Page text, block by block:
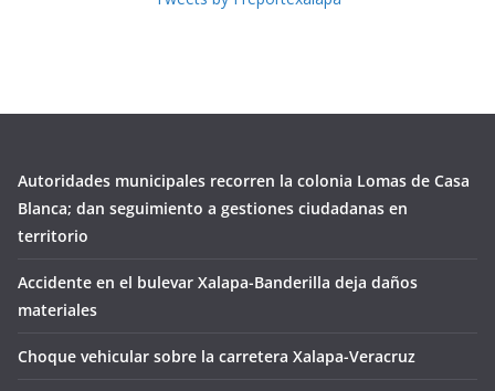
Autoridades municipales recorren la colonia Lomas de Casa
Blanca; dan seguimiento a gestiones ciudadanas en
territorio
Accidente en el bulevar Xalapa-Banderilla deja daños
materiales
Choque vehicular sobre la carretera Xalapa-Veracruz